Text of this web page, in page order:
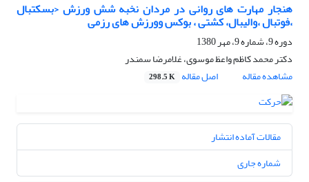
هنجار مهارت های روانی در مردان نخبه شش ورزش ‹بسکتبال
،فوتبال ،والیبال، کشتی ، بوکس وورزش های رزمی
دوره 9، شماره 9، مهر 1380
دکتر محمد کاظم واعظ موسوی، غلامرضا سمندر
مشاهده مقاله
اصل مقاله 298.5 K
مقالات آماده انتشار
شماره جاری